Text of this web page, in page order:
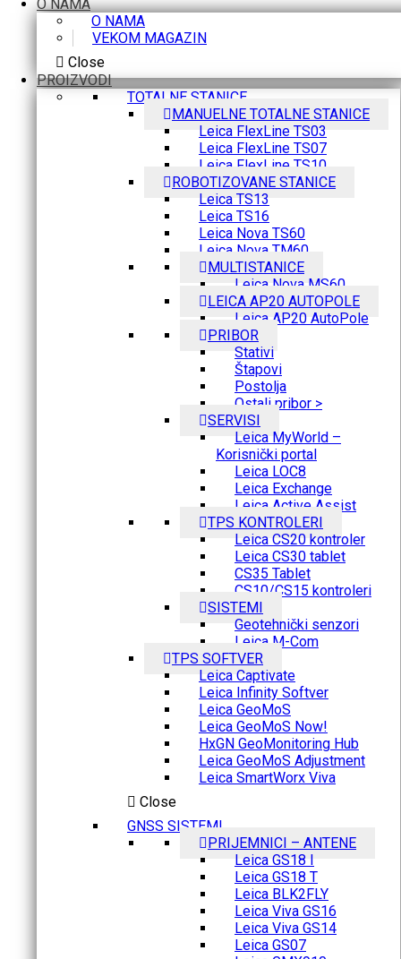
O NAMA
O NAMA
VEKOM MAGAZIN
Close
PROIZVODI
TOTALNE STANICE
MANUELNE TOTALNE STANICE
Leica FlexLine TS03
Leica FlexLine TS07
Leica FlexLine TS10
ROBOTIZOVANE STANICE
Leica TS13
Leica TS16
Leica Nova TS60
Leica Nova TM60
MULTISTANICE
Leica Nova MS60
LEICA AP20 AUTOPOLE
Leica AP20 AutoPole
PRIBOR
Stativi
Štapovi
Postolja
Ostali pribor >
SERVISI
Leica MyWorld –
Korisnički portal
Leica LOC8
Leica Exchange
Leica Active Assist
TPS KONTROLERI
Leica CS20 kontroler
Leica CS30 tablet
CS35 Tablet
CS10/CS15 kontroleri
SISTEMI
Geotehnički senzori
Leica M-Com
TPS SOFTVER
Leica Captivate
Leica Infinity Softver
Leica GeoMoS
Leica GeoMoS Now!
HxGN GeoMonitoring Hub
Leica GeoMoS Adjustment
Leica SmartWorx Viva
Close
GNSS SISTEMI
PRIJEMNICI – ANTENE
Leica GS18 I
Leica GS18 T
Leica BLK2FLY
Leica Viva GS16
Leica Viva GS14
Leica GS07